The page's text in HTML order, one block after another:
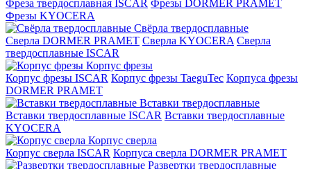
Фреза твердосплавная ISCAR Фрезы DORMER PRAMET
Фрезы KYOCERA
Свёрла твердосплавные
Сверла DORMER PRAMET Сверла KYOCERA Сверла
твердосплавные ISCAR
Корпус фрезы
Корпус фрезы ISCAR Корпус фрезы TaeguTec Корпуса фрезы
DORMER PRAMET
Вставки твердосплавные
Вставки твердосплавные ISCAR Вставки твердосплавные
KYOCERA
Корпус сверла
Корпус сверла ISCAR Корпуса сверла DORMER PRAMET
Развертки твердосплавные